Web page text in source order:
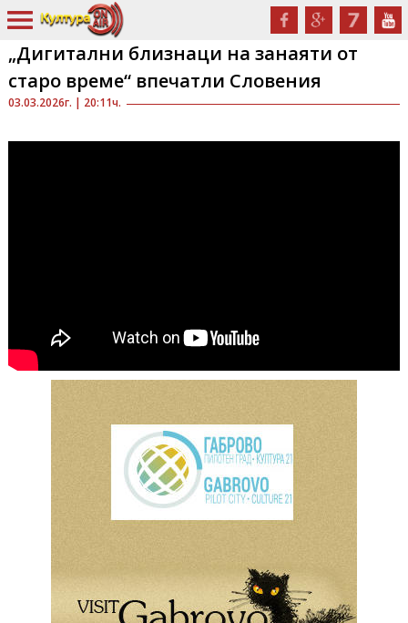
03.03.2026г. | 20:11ч.
„Дигитални близнаци на занаяти от
старо време“ впечатли Словения